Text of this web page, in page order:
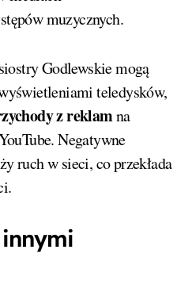
muzycznych.
Godlewskie mogą
teledysków,
z reklamna
Negatywne
ruch w sieci, co przekłada